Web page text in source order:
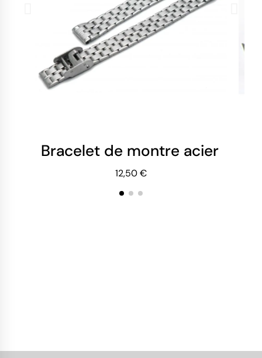
Bracelet de montre acier poli
12,50 €